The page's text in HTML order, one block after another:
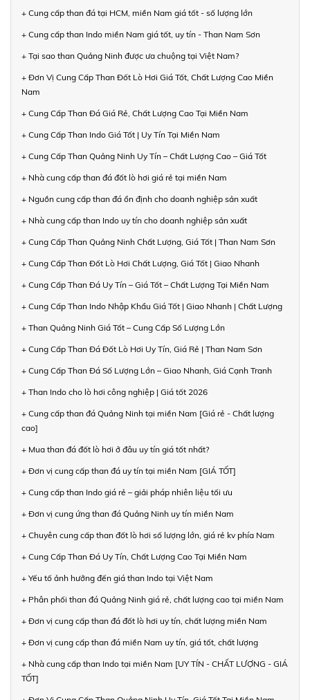
+ Cung cấp than đá tại HCM, miền Nam giá tốt - số lượng lớn
+ Cung cấp than Indo miền Nam giá tốt, uy tín - Than Nam Sơn
+ Tại sao than Quảng Ninh được ưa chuộng tại Việt Nam?
+ Đơn Vị Cung Cấp Than Đốt Lò Hơi Giá Tốt, Chất Lượng Cao Miền
Nam
+ Cung Cấp Than Đá Giá Rẻ, Chất Lượng Cao Tại Miền Nam
+ Cung Cấp Than Indo Giá Tốt | Uy Tín Tại Miền Nam
+ Cung Cấp Than Quảng Ninh Uy Tín – Chất Lượng Cao – Giá Tốt
+ Nhà cung cấp than đá đốt lò hơi giá rẻ tại miền Nam
+ Nguồn cung cấp than đá ổn định cho doanh nghiệp sản xuất
+ Nhà cung cấp than Indo uy tín cho doanh nghiệp sản xuất
+ Cung Cấp Than Quảng Ninh Chất Lượng, Giá Tốt | Than Nam Sơn
+ Cung Cấp Than Đốt Lò Hơi Chất Lượng, Giá Tốt | Giao Nhanh
+ Cung Cấp Than Đá Uy Tín – Giá Tốt – Chất Lượng Tại Miền Nam
+ Cung Cấp Than Indo Nhập Khẩu Giá Tốt | Giao Nhanh | Chất Lượng
+ Than Quảng Ninh Giá Tốt – Cung Cấp Số Lượng Lớn
+ Cung Cấp Than Đá Đốt Lò Hơi Uy Tín, Giá Rẻ | Than Nam Sơn
+ Cung Cấp Than Đá Số Lượng Lớn – Giao Nhanh, Giá Cạnh Tranh
+ Than Indo cho lò hơi công nghiệp | Giá tốt 2026
+ Cung cấp than đá Quảng Ninh tại miền Nam [Giá rẻ - Chất lượng
cao]
+ Mua than đá đốt lò hơi ở đâu uy tín giá tốt nhất?
+ Đơn vị cung cấp than đá uy tín tại miền Nam [GIÁ TỐT]
+ Cung cấp than Indo giá rẻ – giải pháp nhiên liệu tối ưu
+ Đơn vị cung ứng than đá Quảng Ninh uy tín miền Nam
+ Chuyên cung cấp than đốt lò hơi số lượng lớn, giá rẻ kv phía Nam
+ Cung Cấp Than Đá Uy Tín, Chất Lượng Cao Tại Miền Nam
+ Yếu tố ảnh hưởng đến giá than Indo tại Việt Nam
+ Phân phối than đá Quảng Ninh giá rẻ, chất lượng cao tại miền Nam
+ Đơn vị cung cấp than đá đốt lò hơi uy tín, chất lượng miền Nam
+ Đơn vị cung cấp than đá miền Nam uy tín, giá tốt, chất lượng
+ Nhà cung cấp than Indo tại miền Nam [UY TÍN - CHẤT LƯỢNG - GIÁ
TỐT]